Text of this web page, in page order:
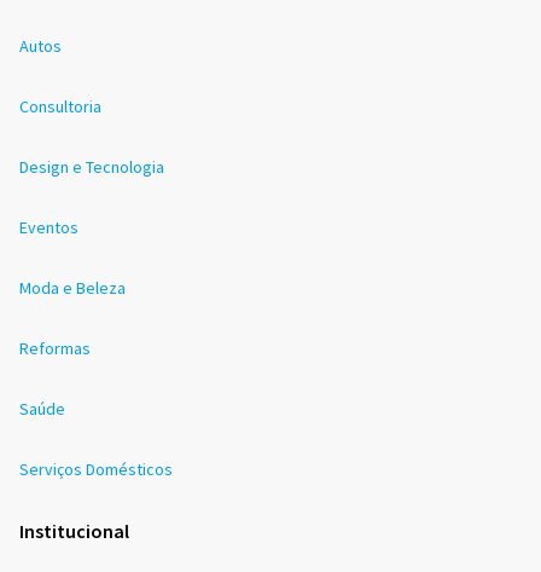
Autos
Consultoria
Design e Tecnologia
Eventos
Moda e Beleza
Reformas
Saúde
Serviços Domésticos
Institucional